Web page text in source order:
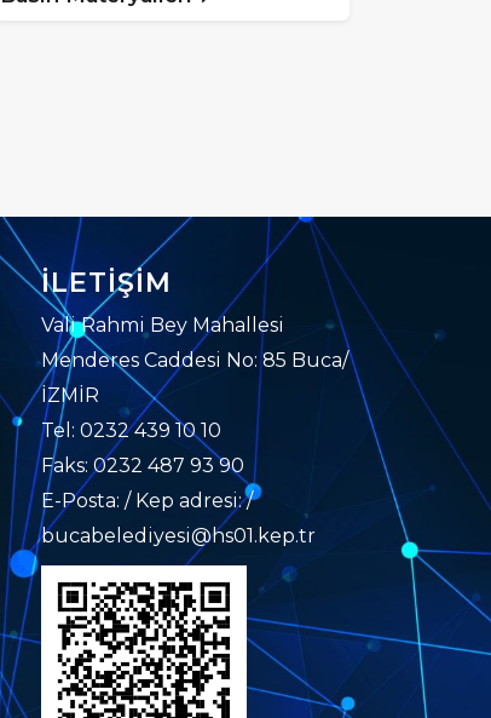
İLETIŞIM
Vali Rahmi Bey Mahallesi
Menderes Caddesi No: 85 Buca/
İZMİR
Tel: 0232 439 10 10
Faks: 0232 487 93 90
E-Posta: / Kep adresi: /
bucabelediyesi@hs01.kep.tr